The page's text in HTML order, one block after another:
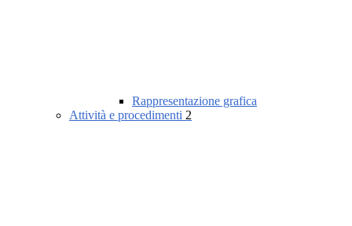
Rappresentazione grafica
Attività e procedimenti 2